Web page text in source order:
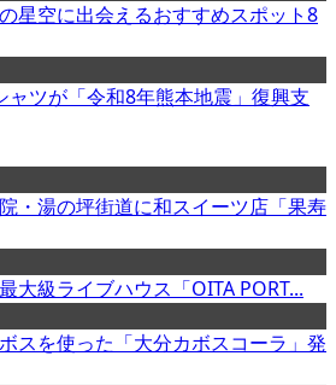
星空に出会えるおすすめスポット8
ャツが「令和8年熊本地震」復興支
・湯の坪街道に和スイーツ店「果寿
大級ライブハウス「OITA PORT...
スを使った「大分カボスコーラ」発